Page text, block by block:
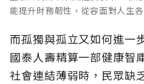
能提升財務韌性，從容面對人生
而孤獨與孤立又如何進一
國泰人壽精算一部健康智
社會連結薄弱時，民眾缺